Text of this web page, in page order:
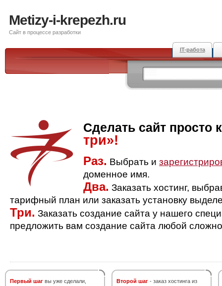
Metizy-i-krepezh.ru
Сайт в процессе разработки
IT-работа
Сделать сайт просто
три»!
Раз. Выбрать и
доменное имя.
Два. Заказать хостинг,
тарифный план или заказать установку
Три. Заказать создание сайта у нашего
предложить вам создание сайта любой
Первый шаг вы уже сделали,
Второй шаг - заказ хостинга из